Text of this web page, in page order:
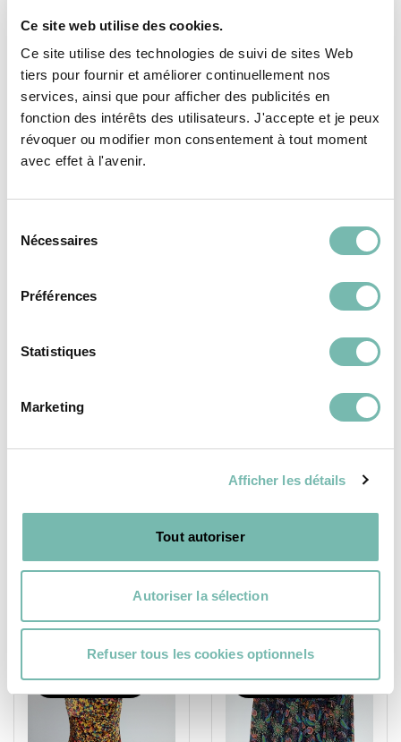
Ce site web utilise des cookies.
Ce site utilise des technologies de suivi de sites Web
tiers pour fournir et améliorer continuellement nos
services, ainsi que pour afficher des publicités en
fonction des intérêts des utilisateurs. J'accepte et je peux
révoquer ou modifier mon consentement à tout moment
avec effet à l'avenir.
Nécessaires
Préférences
Statistiques
Marketing
Afficher les détails
Tout autoriser
Autoriser la sélection
Refuser tous les cookies optionnels
Vous pourriez aussi
aimer...
VÊTEMENTS
Robe En Velours
Pailleté Des Petits
Robe Courte Fluide
Zébrée Essentiel